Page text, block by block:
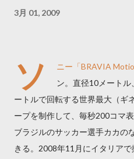
3月 01, 2009
ソ
ニー「BRAVIA
ン。直径10メート
ートルで回転する世界最大（ギ
ープを制作して、毎秒200コマ
ブラジルのサッカー選手カカの
きる。2008年11月にイタリアで